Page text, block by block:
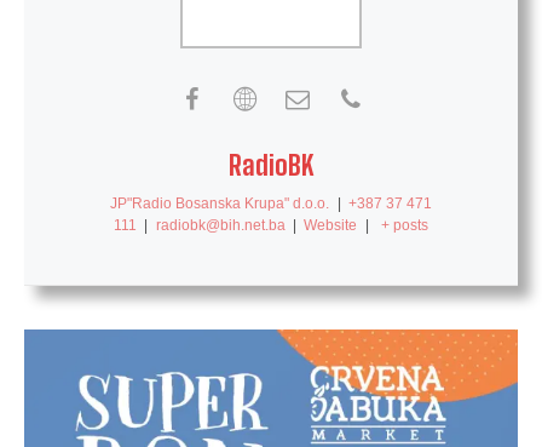
RadioBK
JP"Radio Bosanska Krupa" d.o.o. | +387 37 471
111
| radiobk@bih.net.ba | Website | + posts